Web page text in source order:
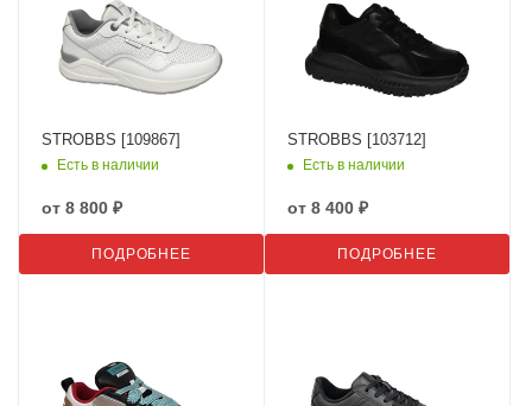
STROBBS [109867]
Есть в наличии
от 8 800 ₽
ПОДРОБНЕЕ
STROBBS [103712]
Есть в наличии
от 8 400 ₽
ПОДРОБНЕЕ